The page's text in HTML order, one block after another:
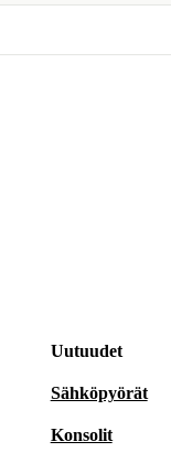
Uutuudet
Sähköpyörät
Konsolit